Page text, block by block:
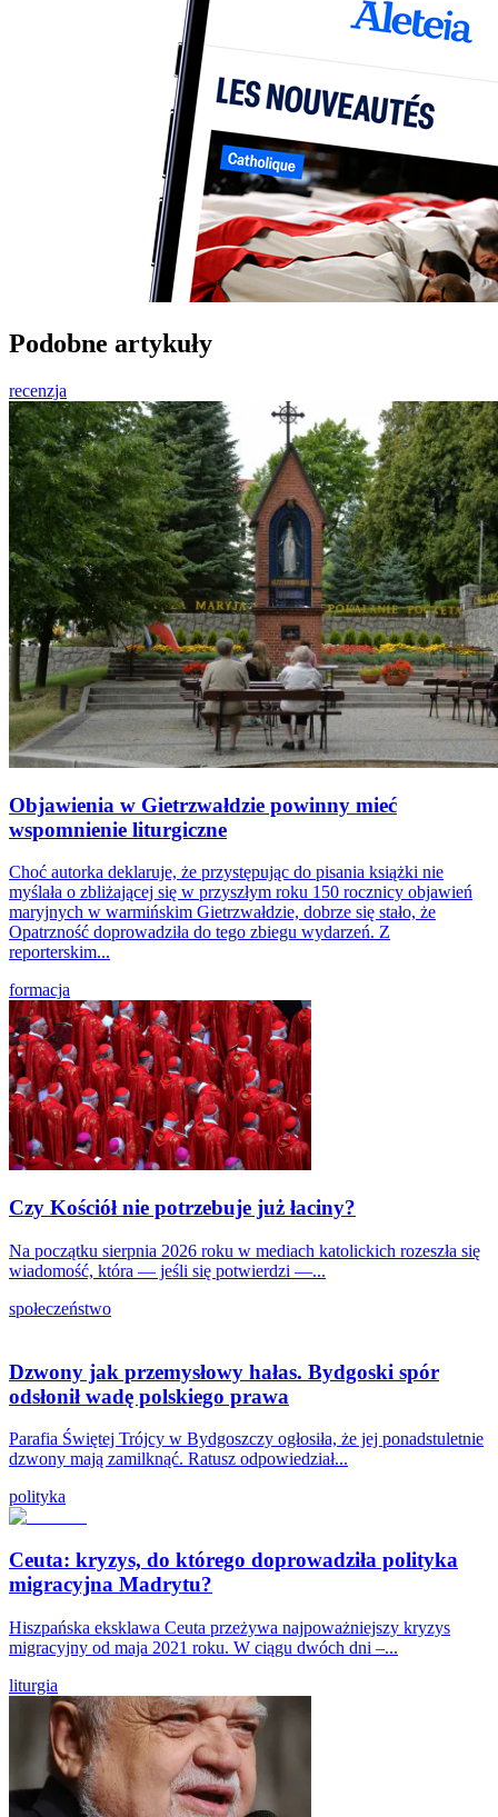
Podobne artykuły
recenzja
Objawienia w Gietrzwałdzie powinny mieć
wspomnienie liturgiczne
Choć autorka deklaruje, że przystępując do pisania książki nie
myślała o zbliżającej się w przyszłym roku 150 rocznicy objawień
maryjnych w warmińskim Gietrzwałdzie, dobrze się stało, że
Opatrzność doprowadziła do tego zbiegu wydarzeń. Z
reporterskim...
formacja
Czy Kościół nie potrzebuje już łaciny?
Na początku sierpnia 2026 roku w mediach katolickich rozeszła się
wiadomość, która — jeśli się potwierdzi —...
społeczeństwo
Dzwony jak przemysłowy hałas. Bydgoski spór
odsłonił wadę polskiego prawa
Parafia Świętej Trójcy w Bydgoszczy ogłosiła, że jej ponadstuletnie
dzwony mają zamilknąć. Ratusz odpowiedział...
polityka
Ceuta: kryzys, do którego doprowadziła polityka
migracyjna Madrytu?
Hiszpańska eksklawa Ceuta przeżywa najpoważniejszy kryzys
migracyjny od maja 2021 roku. W ciągu dwóch dni –...
liturgia